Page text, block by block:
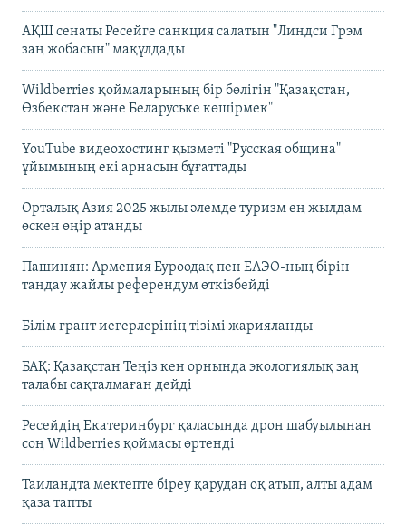
АҚШ сенаты Ресейге санкция салатын "Линдси Грэм
заң жобасын" мақұлдады
Wildberries қоймаларының бір бөлігін "Қазақстан,
Өзбекстан және Беларуське көшірмек"
YouTube видеохостинг қызметі "Русская община"
ұйымының екі арнасын бұғаттады
Орталық Азия 2025 жылы әлемде туризм ең жылдам
өскен өңір атанды
Пашинян: Армения Еуроодақ пен ЕАЭО-ның бірін
таңдау жайлы референдум өткізбейді
Білім грант иегерлерінің тізімі жарияланды
БАҚ: Қазақстан Теңіз кен орнында экологиялық заң
талабы сақталмаған дейді
Ресейдің Екатеринбург қаласында дрон шабуылынан
соң Wildberries қоймасы өртенді
Таиландта мектепте біреу қарудан оқ атып, алты адам
қаза тапты